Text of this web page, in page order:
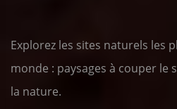
Explorez les sites naturels les
monde : paysages à couper le
la nature.